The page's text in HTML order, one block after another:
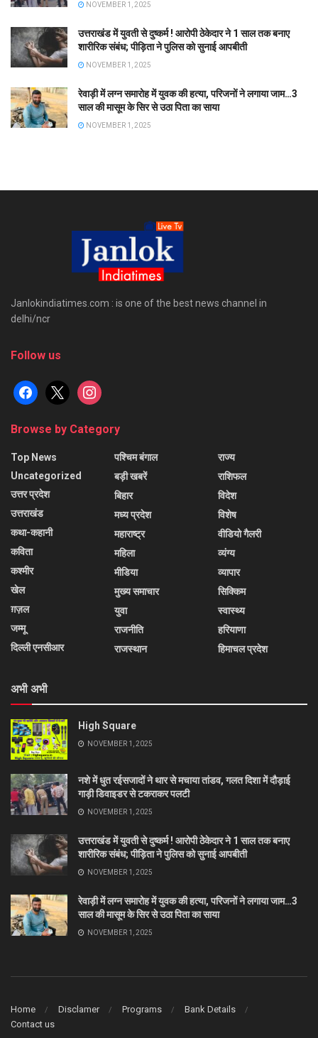
NOVEMBER 1, 2025
उत्तराखंड में युवती से दुष्कर्म ! आरोपी ठेकेदार ने 1 साल तक बनाए
शारीरिक संबंध; पीड़िता ने पुलिस को सुनाई आपबीती
NOVEMBER 1, 2025
रेवाड़ी में लग्न समारोह में युवक की हत्या, परिजनों ने लगाया जाम…3
साल की मासूम के सिर से उठा पिता का साया
NOVEMBER 1, 2025
Janlokindiatimes.com : is one of the best news channel in
delhi/ncr
Follow us
facebook
x instagram
Browse by Category
Top News
Uncategorized
उत्तर प्रदेश
उत्तराखंड
कथा-कहानी
कविता
कश्मीर
खेल
ग़ज़ल
जम्मू
दिल्ली एनसीआर
पश्चिम बंगाल
बड़ी खबरें
बिहार
मध्य प्रदेश
महाराष्ट्र
महिला
मीडिया
मुख्य समाचार
युवा
राजनीति
राजस्थान
राज्य
राशिफल
विदेश
विशेष
वीडियो गैलरी
व्यंग्य
व्यापार
सिक्किम
स्वास्थ्य
हरियाणा
हिमाचल प्रदेश
अभी अभी
High Square
NOVEMBER 1, 2025
नशे में धुत रईसजादों ने थार से मचाया तांडव, गलत दिशा में दौड़ाई
गाड़ी डिवाइडर से टकराकर पलटी
NOVEMBER 1, 2025
उत्तराखंड में युवती से दुष्कर्म ! आरोपी ठेकेदार ने 1 साल तक बनाए
शारीरिक संबंध; पीड़िता ने पुलिस को सुनाई आपबीती
NOVEMBER 1, 2025
रेवाड़ी में लग्न समारोह में युवक की हत्या, परिजनों ने लगाया जाम…3
साल की मासूम के सिर से उठा पिता का साया
NOVEMBER 1, 2025
Home Disclamer Programs
Bank Details
Contact us